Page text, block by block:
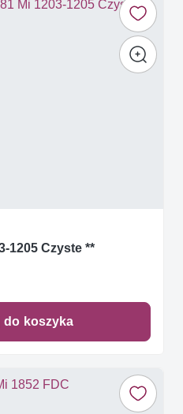
1205 Czyste **
do koszyka